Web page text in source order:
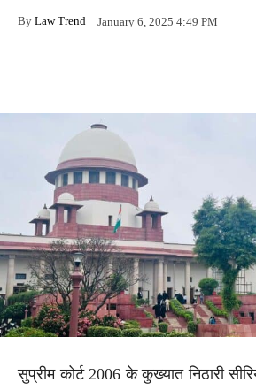
By Law Trend January 6, 2025 4:49 PM
सुप्रीम कोर्ट 2006 के कुख्यात निठारी